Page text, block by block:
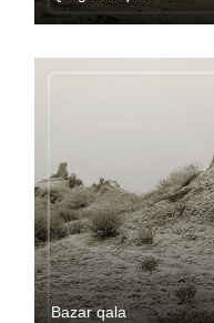
Bazar qala